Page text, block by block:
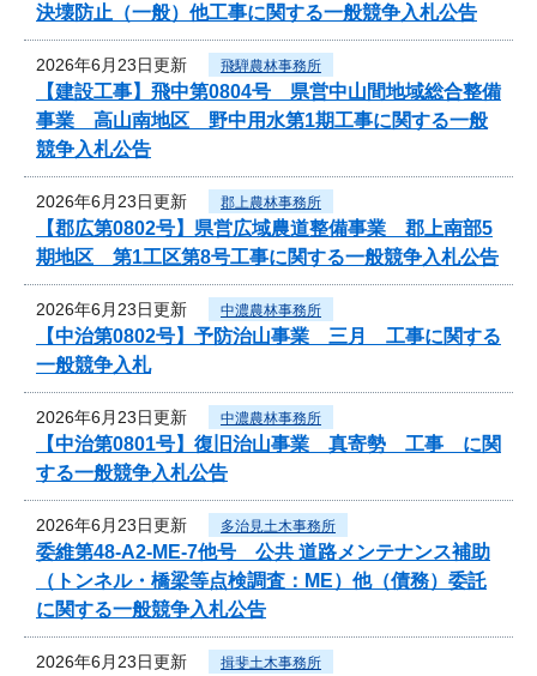
決壊防止（一般）他工事に関する一般競争入札公告
2026年6月23日更新 飛騨農林事務所
【建設工事】飛中第0804号 県営中山間地域総合整備
事業 高山南地区 野中用水第1期工事に関する一般
競争入札公告
2026年6月23日更新 郡上農林事務所
【郡広第0802号】県営広域農道整備事業 郡上南部5
期地区 第1工区第8号工事に関する一般競争入札公告
2026年6月23日更新 中濃農林事務所
【中治第0802号】予防治山事業 三月 工事に関する
一般競争入札
2026年6月23日更新 中濃農林事務所
【中治第0801号】復旧治山事業 真寄勢 工事 に関
する一般競争入札公告
2026年6月23日更新 多治見土木事務所
委維第48-A2-ME-7他号 公共 道路メンテナンス補助
（トンネル・橋梁等点検調査：ME）他（債務）委託
に関する一般競争入札公告
2026年6月23日更新 揖斐土木事務所